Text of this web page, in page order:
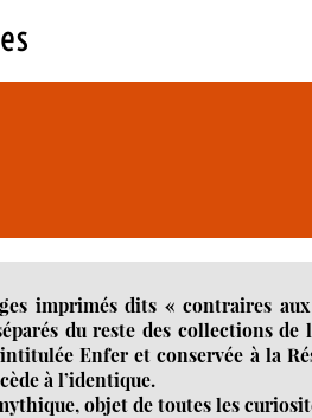
imprimés dits « contraires
du reste des collections
Enfer et conservée à la
à l’identique.
objet de toutes les